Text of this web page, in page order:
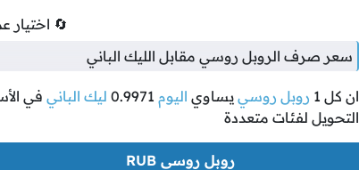
🔄 اختيار
سعر صرف الروبل روسي مقابل الليك الباني
ان كل 1 روبل روسي يساوي اليوم 0.9971 ليك الباني في
التحويل لفئات متعددة
روبل روسي RUB